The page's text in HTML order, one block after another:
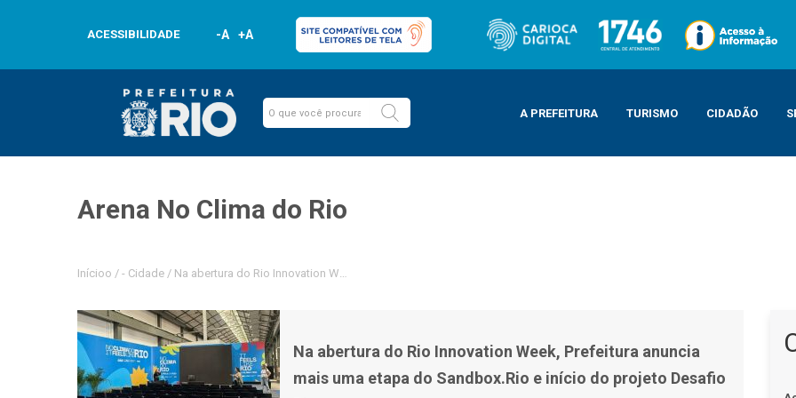
ACESSIBILIDADE -A +A
A PREFEITURA TURISMO CIDADÃO
Arena No Clima do Rio
Inícioo / - Cidade / Na abertura do Rio Innovation Week, Prefeitura anuncia mais uma etapa do Sandbox.Rio e início do projeto Desafio Rio
Na abertura do Rio Innovation Week, Prefeitura anuncia
mais uma etapa do Sandbox.Rio e início do projeto Desafio